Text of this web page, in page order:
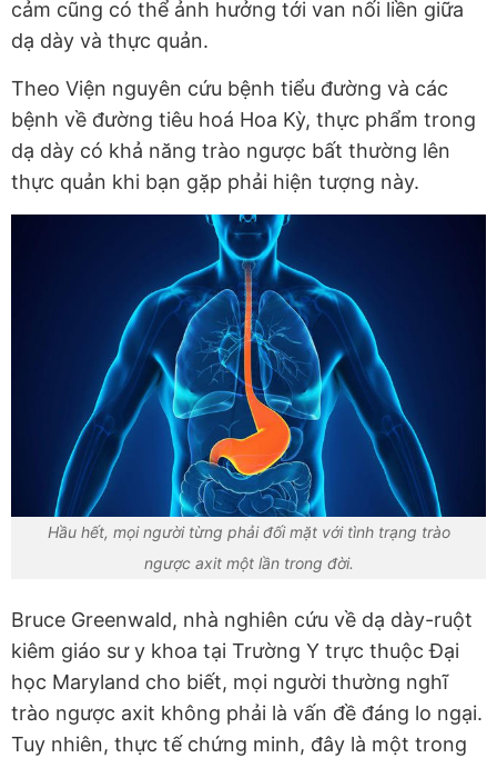
cảm cũng có thể ảnh hưởng tới van nối liền giữa
dạ dày và thực quản.
Theo Viện nguyên cứu bệnh tiểu đường và các
bệnh về đường tiêu hoá Hoa Kỳ, thực phẩm trong
dạ dày có khả năng trào ngược bất thường lên
thực quản khi bạn gặp phải hiện tượng này.
Hầu hết, mọi người từng phải đối mặt với tình trạng trào
ngược axit một lần trong đời.
Bruce Greenwald, nhà nghiên cứu về dạ dày-ruột
kiêm giáo sư y khoa tại Trường Y trực thuộc Đại
học Maryland cho biết, mọi người thường nghĩ
trào ngược axit không phải là vấn đề đáng lo ngại.
Tuy nhiên, thực tế chứng minh, đây là một trong